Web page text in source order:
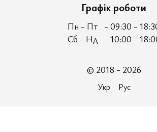
Графік роботи
Пн - Пт - 09:30 -
Сб - Нд - 10:00 -
© 2018 - 2026
Укр Рус